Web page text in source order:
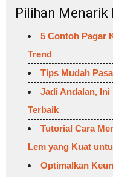
Pilihan Menarik
5 Contoh Pagar
Trend
Tips Mudah
Jadi Andalan,
Terbaik
Tutorial Cara
Lem yang Kuat
Optimalkan